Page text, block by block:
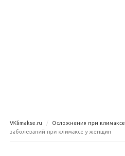
VKlimakse.ru Осложнения при климаксе
заболеваний при климаксе у женщин